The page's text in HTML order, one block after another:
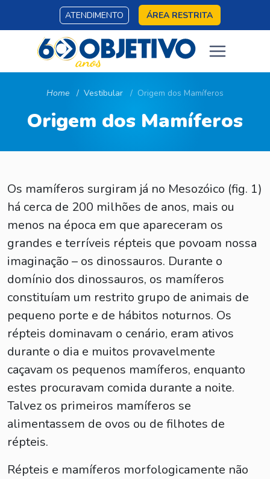
ATENDIMENTO ÁREA RESTRITA
Home Vestibular Origem dos Mamíferos
Origem dos Mamíferos
Os mamíferos surgiram já no Mesozóico (fig. 1)
há cerca de 200 milhões de anos, mais ou
menos na época em que apareceram os
grandes e terríveis répteis que povoam nossa
imaginação – os dinossauros. Durante o
domínio dos dinossauros, os mamíferos
constituíam um restrito grupo de animais de
pequeno porte e de hábitos noturnos. Os
répteis dominavam o cenário, eram ativos
durante o dia e muitos provavelmente
caçavam os pequenos mamíferos, enquanto
estes procuravam comida durante a noite.
Talvez os primeiros mamíferos se
alimentassem de ovos ou de filhotes de
répteis.
Répteis e mamíferos morfologicamente não